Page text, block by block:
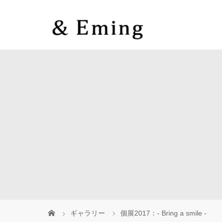
ギャラリー 個展2017：- Bring a smile -